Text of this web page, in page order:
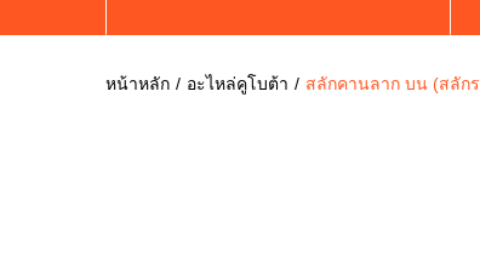
หน้าหลัก อะไหล่คูโบต้า สลักคานลาก บน (สลักร